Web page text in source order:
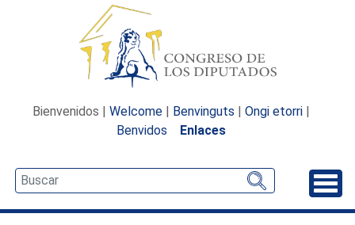
Bienvenidos | Welcome | Benvinguts | Ongi etorri |
Benvidos
Enlaces